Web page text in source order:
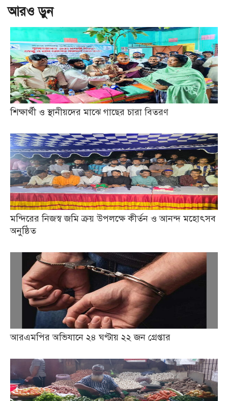
আরও ড়ুন
শিক্ষার্থী ও স্থানীয়দের মাঝে গাছের চারা বিতরণ
মন্দিরের নিজস্ব জমি ক্রয় উপলক্ষে কীর্তন ও আনন্দ মহোৎসব
অনুষ্ঠিত
আরএমপির অভিযানে ২৪ ঘণ্টায় ২২ জন গ্রেপ্তার